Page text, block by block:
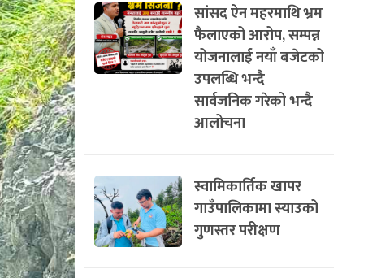
सांसद ऐन महरमाथि भ्रम
फैलाएको आरोप, सम्पन्न
योजनालाई नयाँ बजेटको
उपलब्धि भन्दै
सार्वजनिक गरेको भन्दै
आलोचना
स्वामिकार्तिक खापर
गाउँपालिकामा स्याउको
गुणस्तर परीक्षण